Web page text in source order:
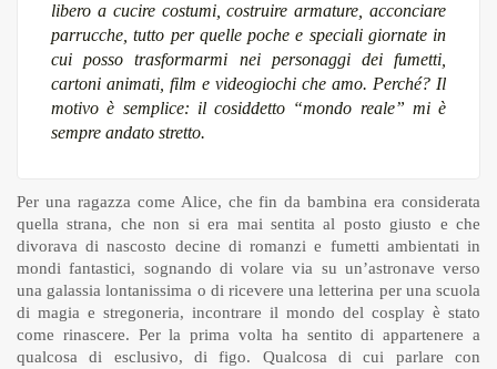
libero a cucire costumi, costruire armature, acconciare
parrucche, tutto per quelle poche e speciali giornate in
cui posso trasformarmi nei personaggi dei fumetti,
cartoni animati, film e videogiochi che amo. Perché? Il
motivo è semplice: il cosiddetto “mondo reale” mi è
sempre andato stretto.
Per una ragazza come Alice, che fin da bambina era considerata
quella strana, che non si era mai sentita al posto giusto e che
divorava di nascosto decine di romanzi e fumetti ambientati in
mondi fantastici, sognando di volare via su un’astronave verso
una galassia lontanissima o di ricevere una letterina per una scuola
di magia e stregoneria, incontrare il mondo del cosplay è stato
come rinascere. Per la prima volta ha sentito di appartenere a
qualcosa di esclusivo, di figo. Qualcosa di cui parlare con